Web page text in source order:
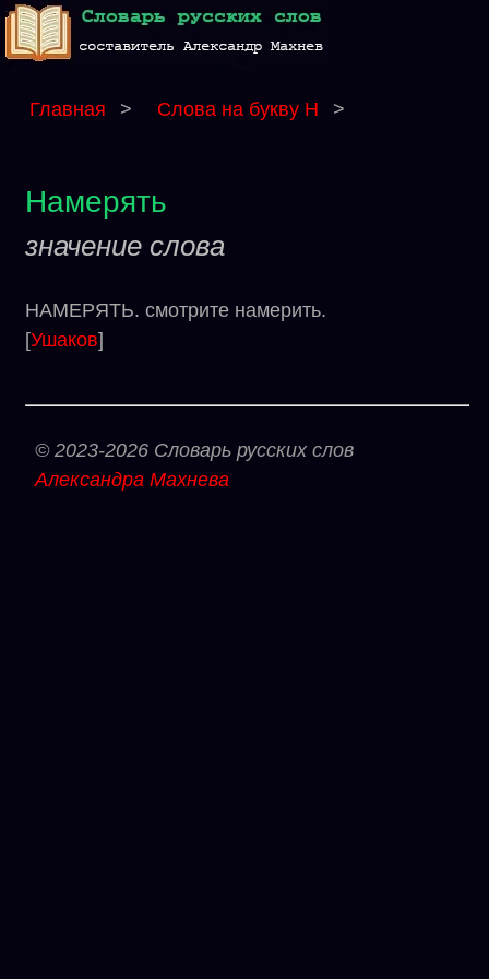
Главная > Слова на букву Н >
Намерять
значение слова
НАМЕРЯТЬ. смотрите намерить.
[Ушаков]
© 2023-2026 Словарь русских слов
Александра Махнева